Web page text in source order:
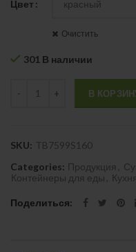
Цвет
Очистить
301 В наличии
В
SKU: TB7599S160
Categories: Продукция
Контейнеры для еды
Поделиться